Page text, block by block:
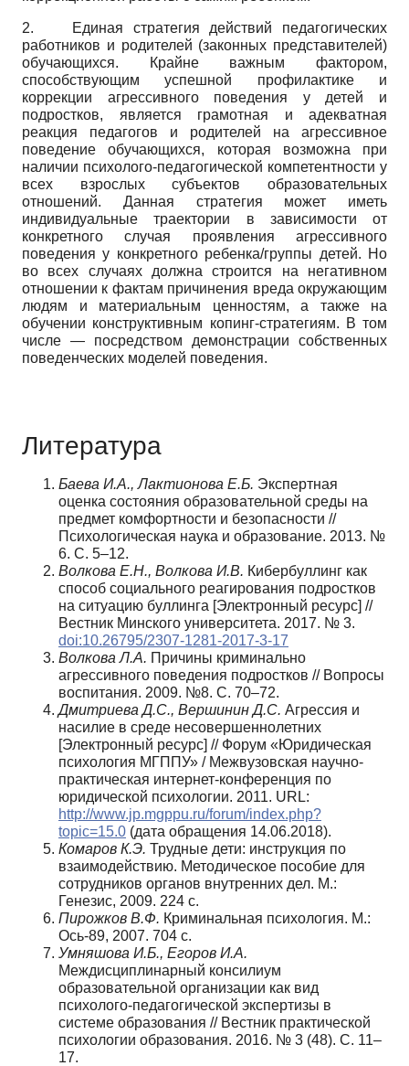
2.
Единая стратегия действий педагогических
работников и родителей (законных представителей)
обучающихся. Крайне важным фактором,
способствующим успешной профилактике и
коррекции агрессивного поведения у детей и
подростков, является грамотная и адекватная
реакция педагогов и родителей на агрессивное
поведение обучающихся, которая возможна при
наличии психолого-педагогической компетентности у
всех взрослых субъектов образовательных
отношений. Данная стратегия может иметь
индивидуальные траектории в зависимости от
конкретного случая проявления агрессивного
поведения у конкретного ребенка/группы детей. Но
во всех случаях должна строится на негативном
отношении к фактам причинения вреда окружающим
людям и материальным ценностям, а также на
обучении конструктивным копинг-стратегиям. В том
числе — посредством демонстрации собственных
поведенческих моделей поведения.
Литература
Баева И.А., Лактионова Е.Б. Экспертная
оценка состояния образовательной среды на
предмет комфортности и безопасности //
Психологическая наука и образование. 2013. №
6. С. 5–12.
Волкова Е.Н., Волкова И.В. Кибербуллинг как
способ социального реагирования подростков
на ситуацию буллинга [Электронный ресурс] //
Вестник Минского университета. 2017. № 3.
doi:10.26795/2307-1281-2017-3-17
Волкова Л.А. Причины криминально
агрессивного поведения подростков // Вопросы
воспитания. 2009. №8. С. 70–72.
Дмитриева Д.С., Вершинин Д.С. Агрессия и
насилие в среде несовершеннолетних
[Электронный ресурс] // Форум «Юридическая
психология МГППУ» / Межвузовская научно-
практическая интернет-конференция по
юридической психологии. 2011. URL:
http://www.jp.mgppu.ru/forum/index.php?
topic=15.0 (дата обращения 14.06.2018).
Комаров К.Э. Трудные дети: инструкция по
взаимодействию. Методическое пособие для
сотрудников органов внутренних дел. М.:
Генезис, 2009. 224 с.
Пирожков В.Ф. Криминальная психология. М.:
Ось-89, 2007. 704 с.
Умняшова И.Б., Егоров И.А.
Междисциплинарный консилиум
образовательной организации как вид
психолого-педагогической экспертизы в
системе образования // Вестник практической
психологии образования. 2016. № 3 (48). С. 11–
17.